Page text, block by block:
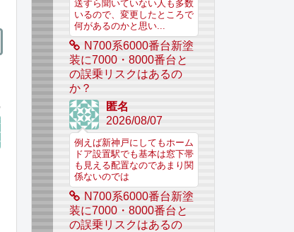
送すら聞いていない人も多数
いるので、変更したところで
何があるのかと思い...
N700系6000番台新塗
装に7000・8000番台と
の誤乗リスクはあるの
か？
匿名
2026/08/07
例えば新神戸にしてもホーム
ドア設置駅でも基本は窓下帯
も見える配置なのであまり関
係ないのでは
N700系6000番台新塗
装に7000・8000番台と
の誤乗リスクはあるの